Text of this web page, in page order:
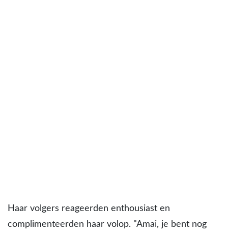
Haar volgers reageerden enthousiast en
complimenteerden haar volop. "Amai, je bent nog